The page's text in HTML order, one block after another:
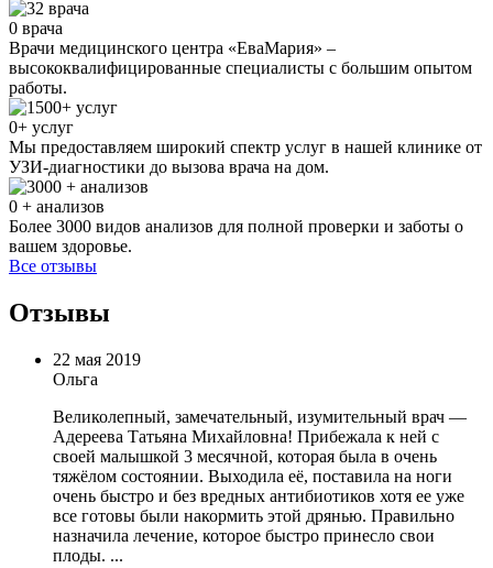
0 врача
Врачи медицинского центра «ЕваМария» –
высококвалифицированные специалисты с большим опытом
работы.
0+ услуг
Мы предоставляем широкий спектр услуг в нашей клинике от
УЗИ-диагностики до вызова врача на дом.
0 + анализов
Более 3000 видов анализов для полной проверки и заботы о
вашем здоровье.
Все отзывы
Отзывы
22 мая 2019
Ольга
Великолепный, замечательный, изумительный врач —
Адереева Татьяна Михайловна! Прибежала к ней с
своей малышкой 3 месячной, которая была в очень
тяжёлом состоянии. Выходила её, поставила на ноги
очень быстро и без вредных антибиотиков хотя ее уже
все готовы были накормить этой дрянью. Правильно
назначила лечение, которое быстро принесло свои
плоды. ...